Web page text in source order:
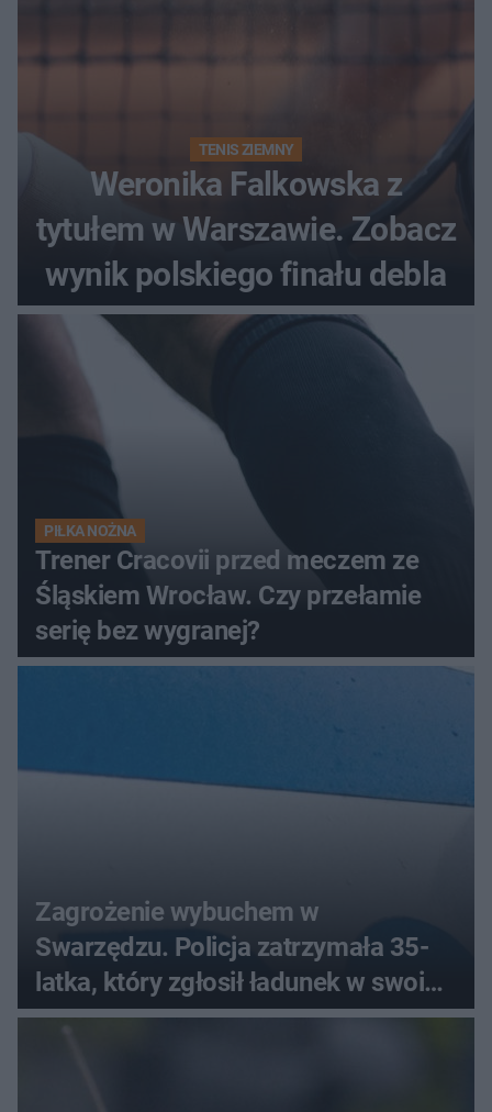
TENIS ZIEMNY
Weronika Falkowska z
tytułem w Warszawie. Zobacz
wynik polskiego finału debla
PIŁKA NOŻNA
Trener Cracovii przed meczem ze
Śląskiem Wrocław. Czy przełamie
serię bez wygranej?
Zagrożenie wybuchem w
Swarzędzu. Policja zatrzymała 35-
latka, który zgłosił ładunek w swoim
aucie